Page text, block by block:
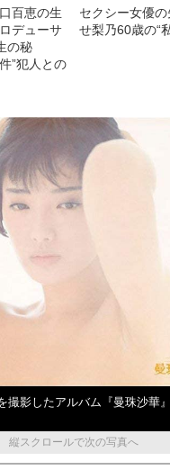
百恵の生
デューサ
の秘
”犯人との
セクシー女優
せ梨乃60歳の“
撮影したアルバム『曼珠沙華
縦スクロールで次の写真へ